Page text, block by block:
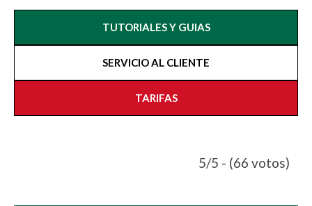
TUTORIALES Y GUIAS
SERVICIO AL CLIENTE
TARIFAS
5/5 - (66 votos)